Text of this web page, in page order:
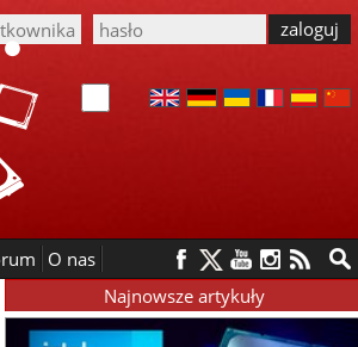
O nas
Najnowsze artykuły